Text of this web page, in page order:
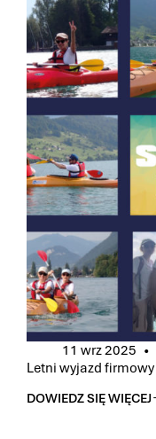
FUTURE:
LEGAL,
TAX
&
REGULATORY
INSIGHTS
NEW
TECHNOLOGIES
–
EXPLORING
AI,
CYBERSECURITY,
FINTECH
AND
TAX
REGULATIONS
IN
THE
EU
AND
SWITZERLAND”
11 wrz 2025
Letni wyjazd firmowy
DOWIEDZ SIĘ WIĘCEJ
LETNI